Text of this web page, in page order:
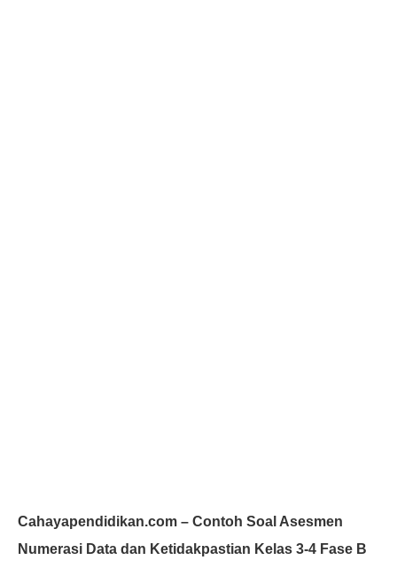
Cahayapendidikan.com – Contoh Soal Asesmen
Numerasi Data dan Ketidakpastian Kelas 3-4 Fase B